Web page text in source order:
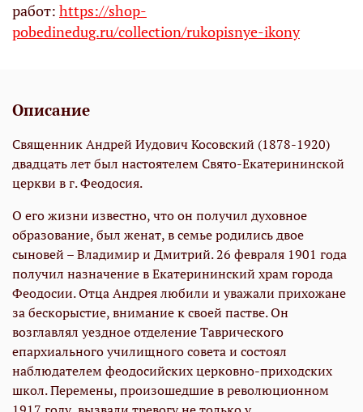
работ: https://shop-
pobedinedug.ru/collection/rukopisnye-ikony
Описание
Священник Андрей Иудович Косовский (1878-1920)
двадцать лет был настоятелем Свято-Екатерининской
церкви в г. Феодосия.
О его жизни известно, что он получил духовное
образование, был женат, в семье родились двое
сыновей – Владимир и Дмитрий. 26 февраля 1901 года
получил назначение в Екатерининский храм города
Феодосии. Отца Андрея любили и уважали прихожане
за бескорыстие, внимание к своей пастве. Он
возглавлял уездное отделение Таврического
епархиального училищного совета и состоял
наблюдателем феодосийских церковно-приходских
школ. Перемены, произошедшие в революционном